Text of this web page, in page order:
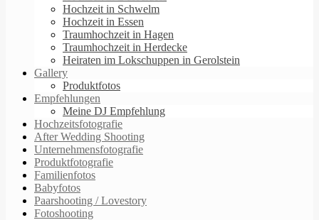
Hochzeit in Schwelm
Hochzeit in Essen
Traumhochzeit in Hagen
Traumhochzeit in Herdecke
Heiraten im Lokschuppen in Gerolstein
Gallery
Produktfotos
Empfehlungen
Meine DJ Empfehlung
Hochzeitsfotografie
After Wedding Shooting
Unternehmensfotografie
Produktfotografie
Familienfotos
Babyfotos
Paarshooting / Lovestory
Fotoshooting